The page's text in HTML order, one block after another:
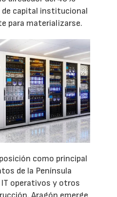
de capital institucional
para materializarse.
como principal
de la Península
IT operativos y otros